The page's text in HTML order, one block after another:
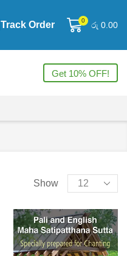
Track Order 0 රු 0.00
Get 10% OFF!
Show